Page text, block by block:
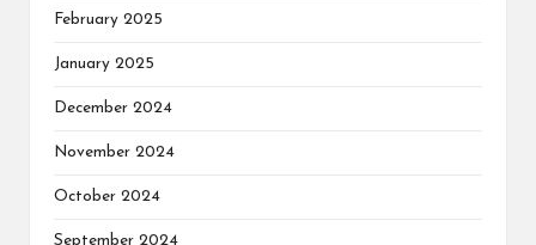
February 2025
January 2025
December 2024
November 2024
October 2024
September 2024